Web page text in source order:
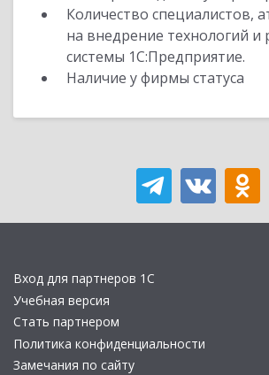
Количество специалистов,
на внедрение технологий
системы 1С:Предприятие.
Наличие у фирмы статуса
Вход для партнеров 1С
Учебная версия
Стать партнером
Политика конфиденциальности
Замечания по сайту